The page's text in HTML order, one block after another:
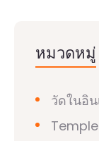
หมวดหมู่
วัดในอิน